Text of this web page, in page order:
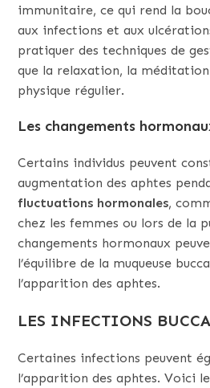
immunitaire, ce qui rend la
aux infections et aux
pratiquer des techniques de
que la relaxation, la méditation
physique régulier.
Les changements
Certains individus peuvent
augmentation des aphtes
fluctuations hormonales,
chez les femmes ou lors de la
changements hormonaux
l’équilibre de la muqueuse
l’apparition des aphtes.
LES INFECTIONS
Certaines infections peuvent
l’apparition des aphtes. Voici